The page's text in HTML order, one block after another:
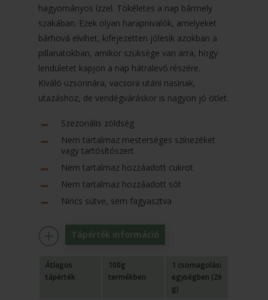
hagyományos ízzel. Tökéletes a nap bármely
szakában. Ezek olyan harapnivalók, amelyeket
bárhová elvihet, kifejezetten jólesik azokban a
pillanatokban, amikor szüksége van arra, hogy
lendületet kapjon a nap hátralevő részére.
Kiváló uzsonnára, vacsora utáni nasinak,
utazáshoz, de vendégváráskor is nagyon jó ötlet.
Szezonális zöldség
Nem tartalmaz mesterséges színezéket
vagy tartósítószert
Nem tartalmaz hozzáadott cukrot
Nem tartalmaz hozzáadott sót
Nincs sütve, sem fagyasztva
Tápérték információ
Átlagos
tápérték
100g
termékben
1 csomagolási
egységben (26
g)